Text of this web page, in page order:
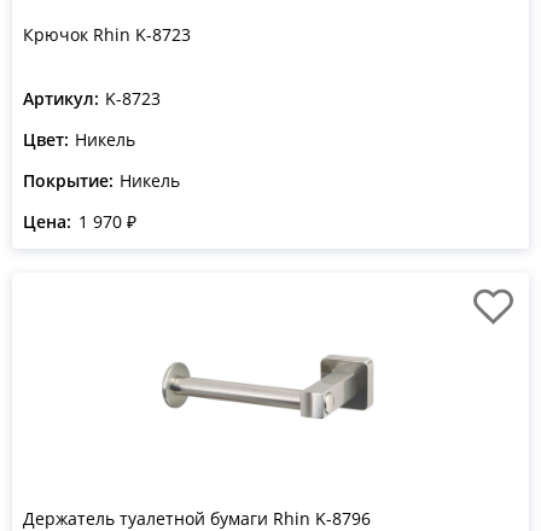
Крючок Rhin K-8723
Артикул: K-8723
Цвет: Никель
Покрытие: Никель
Цена: 1 970 ₽
Держатель туалетной бумаги Rhin K-8796